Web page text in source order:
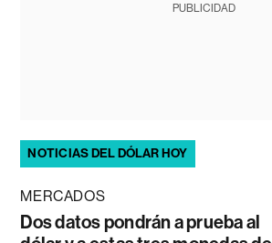
PUBLICIDAD
NOTICIAS DEL DÓLAR HOY
MERCADOS
Dos datos pondrán a prueba al